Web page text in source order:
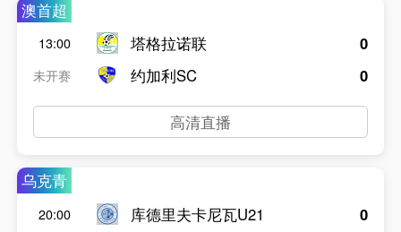
澳首超
13:00
未开赛
塔格拉诺联
约加利SC
0
0
高清直播
乌克青
20:00
库德里夫卡尼瓦U21
0